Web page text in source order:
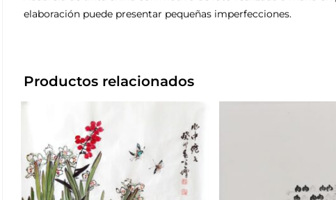
elaboración puede presentar pequeñas imperfecciones.
Productos relacionados